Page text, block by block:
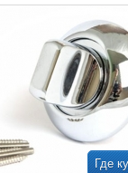
Где